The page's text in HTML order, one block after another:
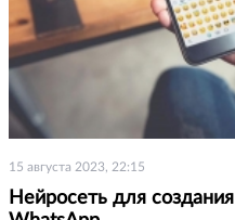
15 августа 2023, 22:15
Нейросеть для